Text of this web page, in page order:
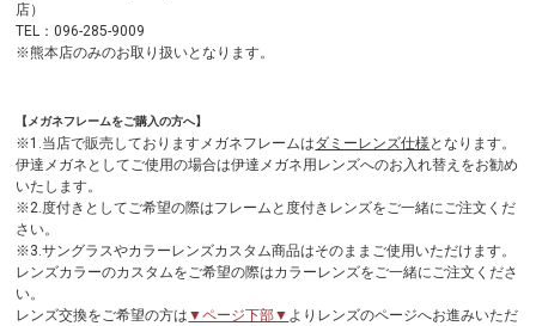
店）
TEL：096-285-9009
※熊本店のみのお取り扱いとなります。
【メガネフレームをご購入の方へ】
※1.当店で販売しておりますメガネフレームはダミーレンズ仕様 となります。
伊達メガネとしてご使用の場合は伊達メガネ用レンズへのお入れ替えをお勧め
いたします。
※2.度付きとしてご希望の際はフレームと度付きレンズをご一緒にご注文くだ
さい。
※3.サングラスやカラーレンズカスタム商品はそのままご使用いただけます。
レンズカラーのカスタムをご希望の際はカラーレンズをご一緒にご注文くださ
い。
レンズ交換をご希望の方は ▼ページ下部▼ よりレンズのページへお進みいただ